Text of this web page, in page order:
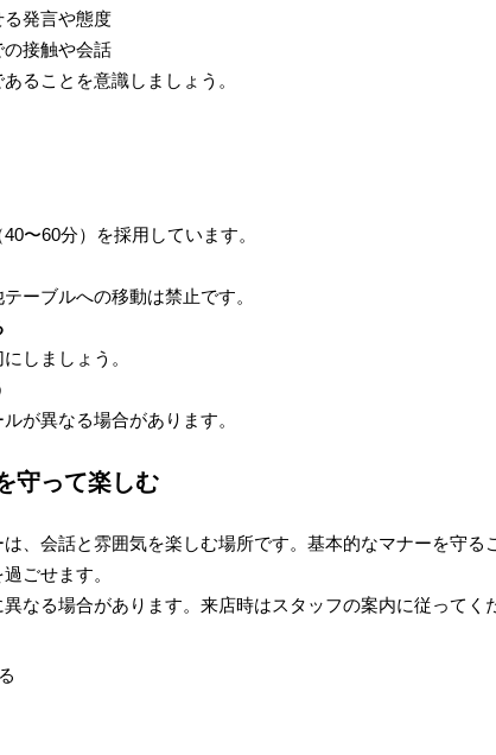
発言や態度
接触や会話
ることを意識しましょう。
〜60分）を採用しています。
ーブルへの移動は禁止です。
しましょう。
が異なる場合があります。
守って楽しむ
、会話と雰囲気を楽しむ場所です。基本的なマナーを守る
ごせます。
なる場合があります。来店時はスタッフの案内に従ってく